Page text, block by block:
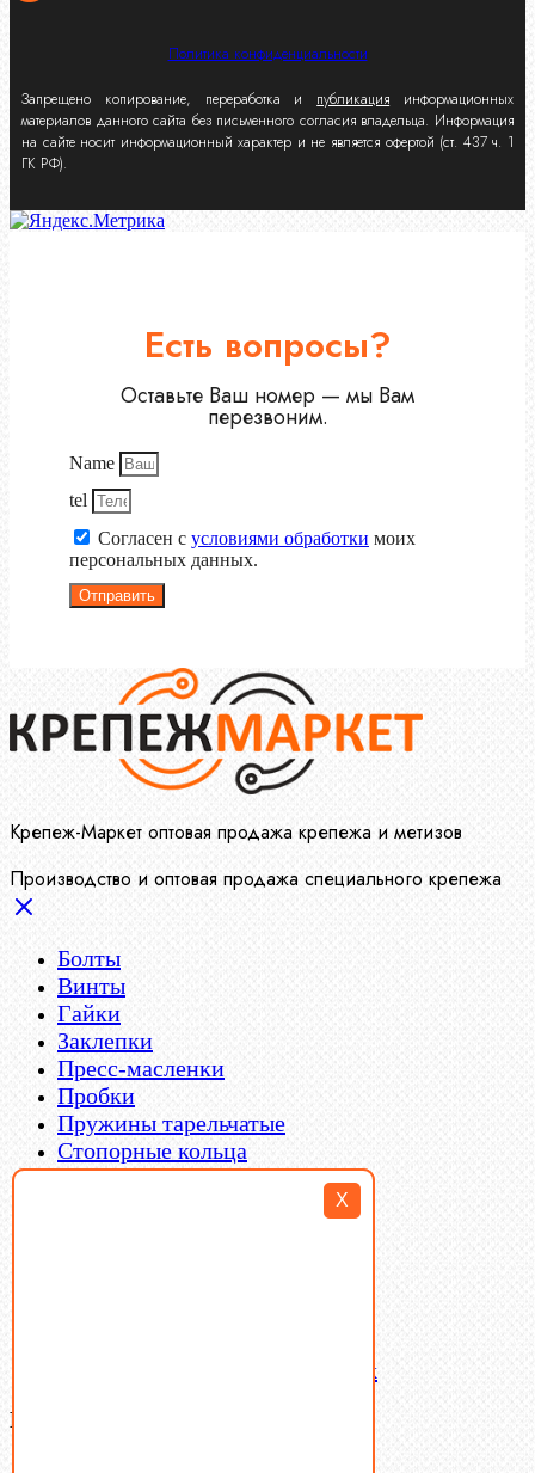
X
Политика конфиденциальности
Запрещено копирование, переработка и публикация информационных
материалов данного сайта без письменного согласия владельца. Информация
на сайте носит информационный характер и не является офертой (ст. 437 ч. 1
ГК РФ).
Есть вопросы?
Оставьте Ваш номер — мы Вам
перезвоним.
Name
tel
Согласен с условиями обработки моих
персональных данных.
Отправить
Крепеж-Маркет оптовая продажа крепежа и метизов
Производство и оптовая продажа специального крепежа
Болты
Винты
Гайки
Заклепки
Пресс-масленки
Пробки
Пружины тарельчатые
Стопорные кольца
Такелаж
Латунный и бронзовый крепеж
Ваша корзина